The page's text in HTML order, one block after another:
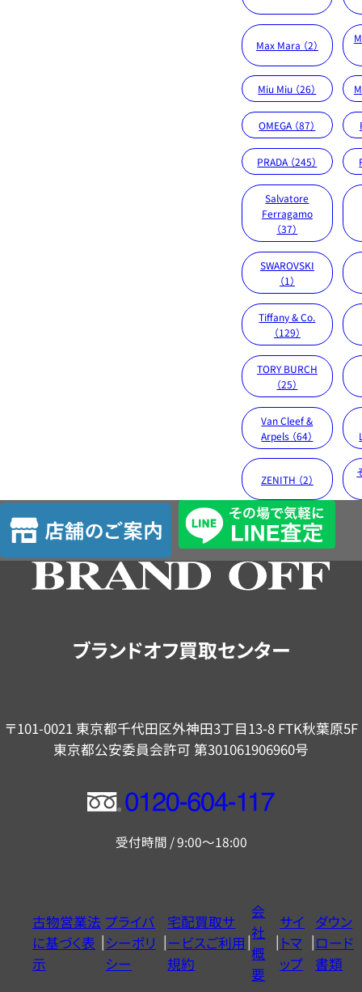
Max Mara （2）
Miu Miu （26）
OMEGA （87）
PRADA （245）
Salvatore
Ferragamo
（37）
SWAROVSKI
（1）
Tiffany & Co.
（129）
TORY BURCH
（25）
Van Cleef &
Arpels （64）
ZENITH （2）
店
舗
の
ブランドオフ買取センター
〒101-0021 東京都千代田区外神田3丁目13-8 FTK秋葉原5F
東京都公安委員会許可 第301061906960号
フ
ー
ヤ
ル
0120604117
受付時間 / 9:00～18:00
古物営業法
に基づく表
示
プライバ
シーポリ
シー
宅配買取サ
ービスご利用
規約
会
社
概
要
サイ
トマ
ップ
ダウン
ロード
書類